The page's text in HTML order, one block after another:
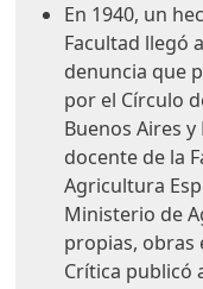
En 1940, un
Facultad llegó
denuncia que
por el Círculo
Buenos Aires
docente de la
Agricultura
Ministerio de
propias, obras
Crítica publicó